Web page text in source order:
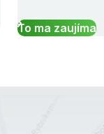
To ma zaujíma